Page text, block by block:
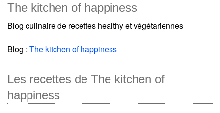
The kitchen of happiness
Blog culinaire de recettes healthy et végétariennes
Blog : The kitchen of happiness
Les recettes de The kitchen of
happiness